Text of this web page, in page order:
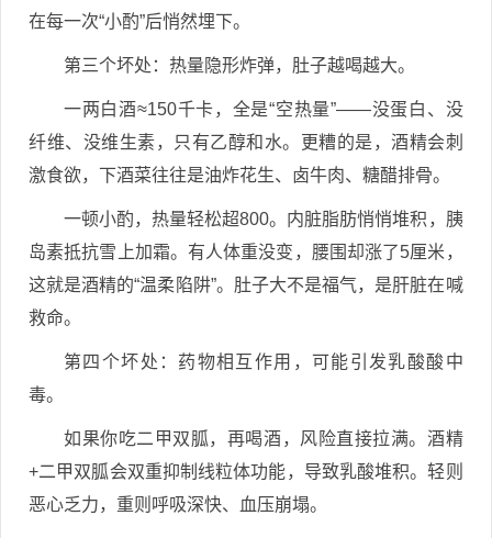
在每一次“小酌”后悄然埋下。
第三个坏处：热量隐形炸弹，肚子越喝越大。
一两白酒≈150千卡，全是“空热量”——没蛋白、没
纤维、没维生素，只有乙醇和水。更糟的是，酒精会刺
激食欲，下酒菜往往是油炸花生、卤牛肉、糖醋排骨。
一顿小酌，热量轻松超800。内脏脂肪悄悄堆积，胰
岛素抵抗雪上加霜。有人体重没变，腰围却涨了5厘米，
这就是酒精的“温柔陷阱”。肚子大不是福气，是肝脏在喊
救命。
第四个坏处：药物相互作用，可能引发乳酸酸中
毒。
如果你吃二甲双胍，再喝酒，风险直接拉满。酒精
+二甲双胍会双重抑制线粒体功能，导致乳酸堆积。轻则
恶心乏力，重则呼吸深快、血压崩塌。